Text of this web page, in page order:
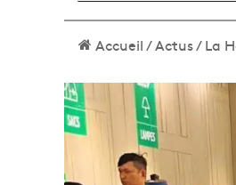
Accueil/Actus/La